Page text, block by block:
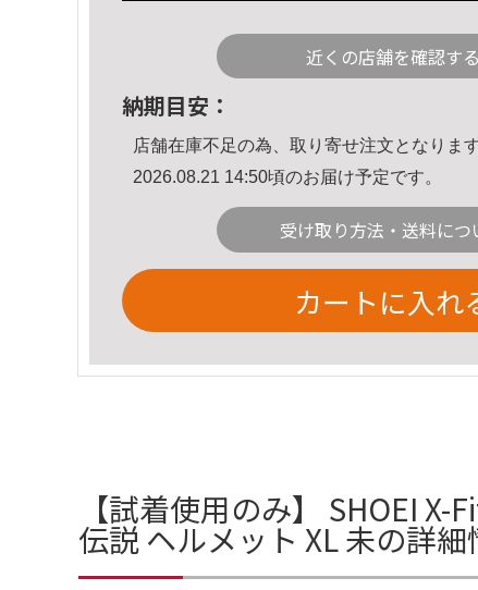
近くの店舗を確認する
納期目安：
店舗在庫不足の為、取り寄せ注文となります
2026.08.21 14:50頃のお届け予定です。
受け取り方法・送料につ
カートに入れ
【試着使用のみ】 SHOEI
伝説 ヘルメット XL 未の詳細